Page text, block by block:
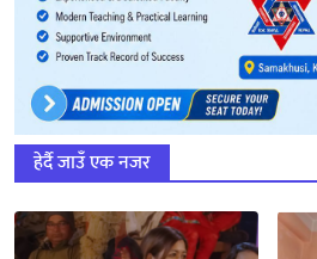
हेर्दै जाउँ एक नजर